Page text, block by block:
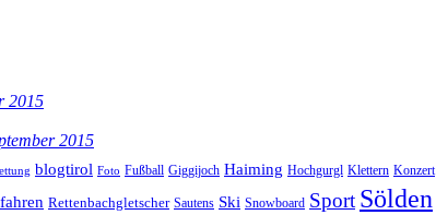
2015
2015
blogtirol Foto Fußball Giggijoch Haiming Hochgurgl Klettern Konzert
Rettenbachgletscher Sautens Ski Snowboard Sport Sölden